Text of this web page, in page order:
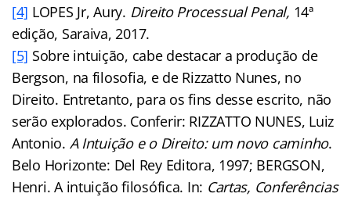
[4] LOPES Jr, Aury. Direito Processual Penal, 14ª
edição, Saraiva, 2017.
[5] Sobre intuição, cabe destacar a produção de
Bergson, na filosofia, e de Rizzatto Nunes, no
Direito. Entretanto, para os fins desse escrito, não
serão explorados. Conferir: RIZZATTO NUNES, Luiz
Antonio. A Intuição e o Direito: um novo caminho.
Belo Horizonte: Del Rey Editora, 1997; BERGSON,
Henri. A intuição filosófica. In: Cartas, Conferências